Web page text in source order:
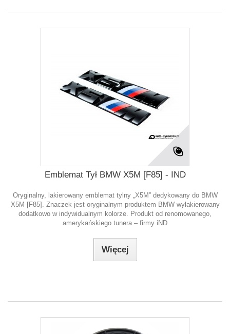
Emblemat Tył BMW X5M [F85] - IND
Oryginalny, lakierowany emblemat tylny „X5M” dedykowany do BMW
X5M [F85]. Znaczek jest oryginalnym produktem BMW wylakierowany
dodatkowo w indywidualnym kolorze. Produkt od renomowanego,
amerykańskiego tunera – firmy iND
Więcej